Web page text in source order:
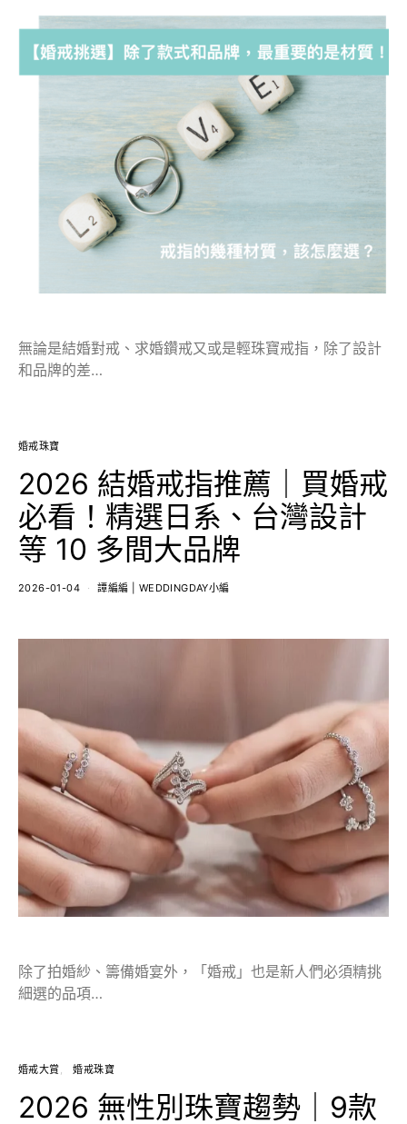
無論是結婚對戒、求婚鑽戒又或是輕珠寶戒指，除了設計
和品牌的差…
婚戒珠寶
2026 結婚戒指推薦｜買婚戒
必看！精選日系、台灣設計
等 10 多間大品牌
2026-01-04 譚編編 | WEDDINGDAY小編
除了拍婚紗、籌備婚宴外，「婚戒」也是新人們必須精挑
細選的品項…
婚戒大賞 婚戒珠寶
2026 無性別珠寶趨勢｜9款